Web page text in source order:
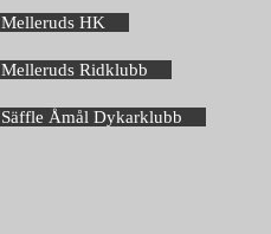
Melleruds HK
Melleruds Ridklubb
Säffle Åmål Dykarklubb